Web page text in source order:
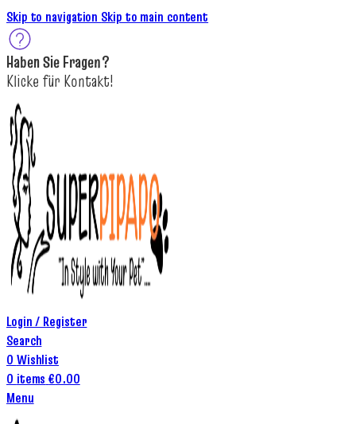
Skip to navigation Skip to main content
Haben SieFragen?
Klicke für Kontakt!
Login / Register
Search
0 Wishlist
0 items €0.00
Menu